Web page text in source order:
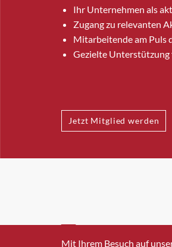
Ihr Unternehmen als
Zugang zu relevanten
Mitarbeitende am Puls
Gezielte Unterstützung
Jetzt Mitglied werden
INFO@SWISSICT.CH
Mit Ihrem Besuch auf